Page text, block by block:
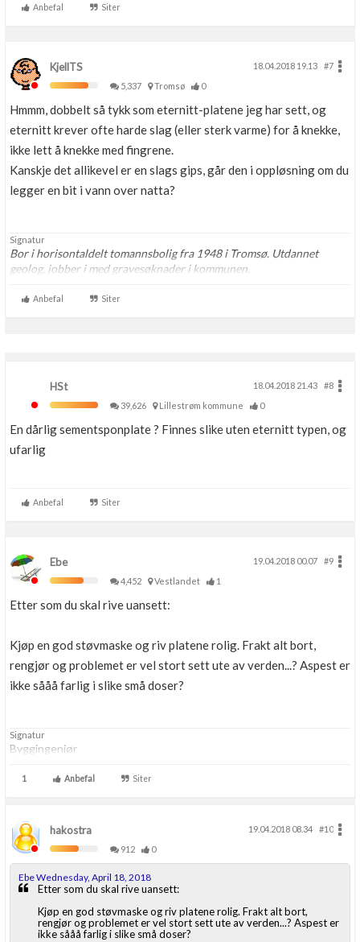
Anbefal Siter
KjellTS 18.04.2018 19.13
#7
5,337
Tromsø 0
Hmmm, dobbelt så tykk som eternitt-platene jeg har sett, og
eternitt krever ofte harde slag (eller sterk varme) for å knekke,
ikke lett å knekke med fingrene.
Kanskje det allikevel er en slags gips, går den i oppløsning om du
legger en bit i vann over natta?
Signatur
Bor i horisontaldelt tomannsbolig fra 1948 i Tromsø. Utdannet
geolog, jobber i med gravesøknader i kommunen.
Anbefal Siter
HSt 18.04.2018 21.43
#8
39,626
Lillestrøm kommune 0
En dårlig sementsponplate ? Finnes slike uten eternitt typen, og
ufarlig
Anbefal Siter
Ebe 19.04.2018 00.07
#9
4,452
Vestlandet 1
Etter som du skal rive uansett:
Kjøp en god støvmaske og riv platene rolig. Frakt alt bort,
rengjør og problemet er vel stort sett ute av verden...? Aspest er
ikke sååå farlig i slike små doser?
Signatur
Byggingeniør
1 Anbefal Siter
hakostra 19.04.2018 08.34
#10
912
0
Ebe Wednesday, April 18, 2018
Etter som du skal rive uansett:
Kjøp en god støvmaske og riv platene rolig. Frakt alt bort,
rengjør og problemet er vel stort sett ute av verden...? Aspest er
ikke sååå farlig i slike små doser?